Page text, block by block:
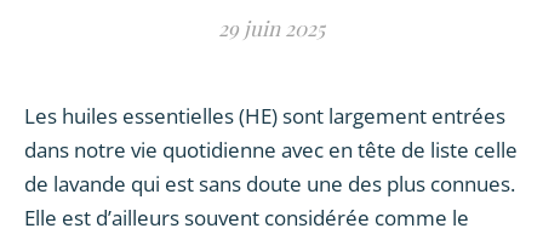
29 juin 2025
Les huiles essentielles (HE) sont largement entrées
dans notre vie quotidienne avec en tête de liste celle
de lavande qui est sans doute une des plus connues.
Elle est d’ailleurs souvent considérée comme le